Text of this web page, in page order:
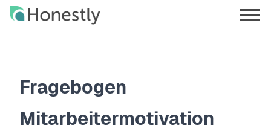
Skip
Skip
menu
Fragebogen
Mitarbeitermotivation